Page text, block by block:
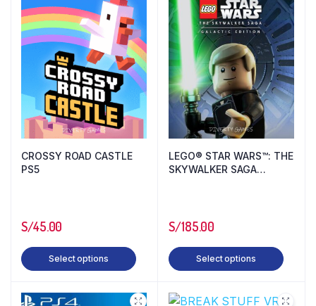
CROSSY ROAD CASTLE
PS5
S/45.00
Select options
LEGO® STAR WARS™: THE
SKYWALKER SAGA
S/185.00
Select options